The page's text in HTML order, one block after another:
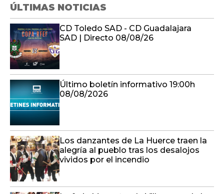
ÚLTIMAS NOTICIAS
CD Toledo SAD - CD Guadalajara
SAD | Directo 08/08/26
Último boletín informativo 19:00h
08/08/2026
Los danzantes de La Huerce traen la
alegría al pueblo tras los desalojos
vividos por el incendio